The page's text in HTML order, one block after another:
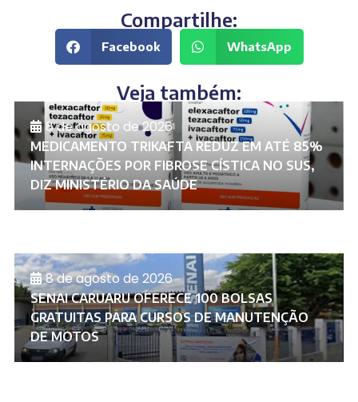
Compartilhe:
Facebook WhatsApp
Veja também:
8 de agosto de 2026
MEDICAMENTO TRIKAFTA REDUZ EM ATÉ 85%
INTERNAÇÕES POR FIBROSE CÍSTICA NO SUS,
DIZ MINISTÉRIO DA SAÚDE
8 de agosto de 2026
SENAI CARUARU OFERECE 100 BOLSAS
GRATUITAS PARA CURSOS DE MANUTENÇÃO
DE MOTOS